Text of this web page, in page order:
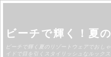
ビーチで輝く！夏
ビーチで輝く夏のリゾートウェアでおし
イドで目を引くスタイリッシュなルック